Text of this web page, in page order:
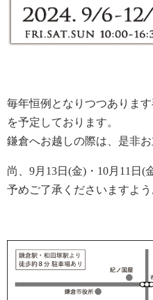
毎年恒例となりつつありま
を予定しております。
鎌倉へお越しの際は、是非お
尚、9月13日(金)・10月11日(
予めご了承くださいますよう